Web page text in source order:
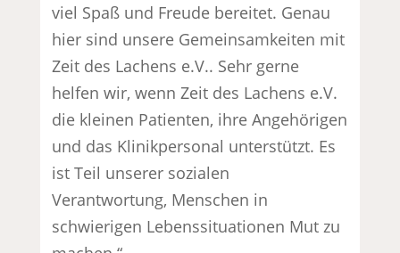
viel Spaß und Freude bereitet. Genau
hier sind unsere Gemeinsamkeiten mit
Zeit des Lachens e.V.. Sehr gerne
helfen wir, wenn Zeit des Lachens e.V.
die kleinen Patienten, ihre Angehörigen
und das Klinikpersonal unterstützt. Es
ist Teil unserer sozialen
Verantwortung, Menschen in
schwierigen Lebenssituationen Mut zu